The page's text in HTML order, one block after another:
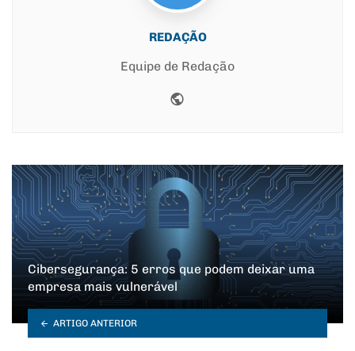
REDAÇÃO
Equipe de Redação
Cibersegurança: 5 erros que podem deixar uma
empresa mais vulnerável
ARTIGO ANTERIOR